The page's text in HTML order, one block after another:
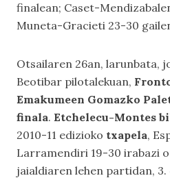
finalean; Caset-
Muneta-Gracieti 23-30
Otsailaren 26an, larunbata,
Beotibar pilotalekuan,
Emakumeen Gomazko
finala. Etchelecu-Montes
2010-11 edizioko txapela,
Larramendiri 19-30 irabazi
jaialdiaren lehen partidan,